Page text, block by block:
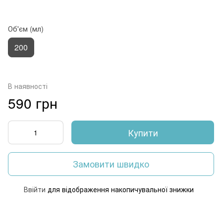
Об'єм (мл)
200
В наявності
590 грн
Купити
Замовити швидко
Ввійти для відображення накопичувальної знижки